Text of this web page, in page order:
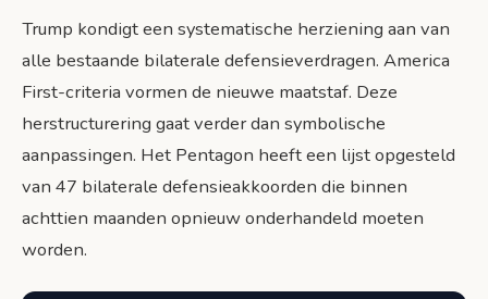
Trump kondigt een systematische herziening aan van
alle bestaande bilaterale defensieverdragen. America
First-criteria vormen de nieuwe maatstaf. Deze
herstructurering gaat verder dan symbolische
aanpassingen. Het Pentagon heeft een lijst opgesteld
van 47 bilaterale defensieakkoorden die binnen
achttien maanden opnieuw onderhandeld moeten
worden.